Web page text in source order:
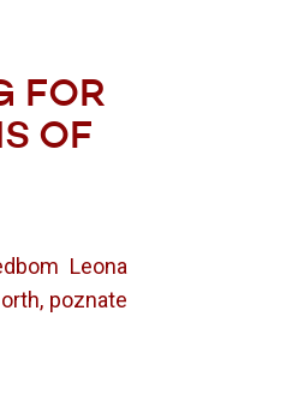
FOR
OF
Leona
poznate